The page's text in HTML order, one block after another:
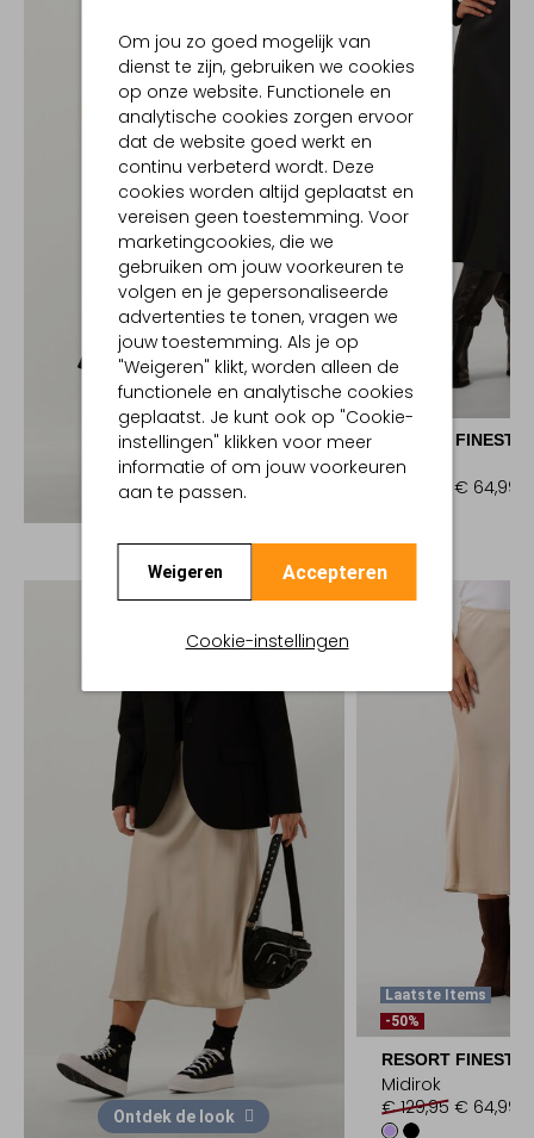
Om jou zo goed mogelijk van
dienst te zijn, gebruiken we cookies
op onze website. Functionele en
analytische cookies zorgen ervoor
dat de website goed werkt en
continu verbeterd wordt. Deze
cookies worden altijd geplaatst en
vereisen geen toestemming. Voor
marketingcookies, die we
gebruiken om jouw voorkeuren te
volgen en je gepersonaliseerde
advertenties te tonen, vragen we
jouw toestemming. Als je op
"Weigeren" klikt, worden alleen de
functionele en analytische cookies
geplaatst. Je kunt ook op "Cookie-
instellingen" klikken voor meer
informatie of om jouw voorkeuren
aan te passen.
Weigeren Accepteren
Cookie-instellingen
Ontdek de look
-50%
RESORT FINEST
Midirok
€ 64,99
Ontdek de look
Laatste Items
-50%
RESORT FINEST
Midirok
€ 129,95 € 64,99